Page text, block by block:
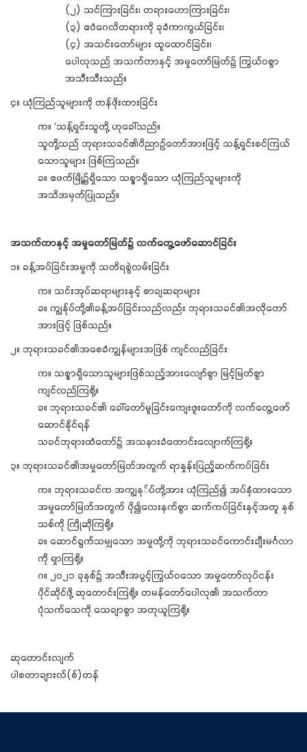
(၂) သင်ကြားခြင်း၊ တရားဟောကြားခြင်း၊
(၃) ဧဝံဂေလိတရားကို ခုခံကာကွယ်ခြင်း၊
(၄) အသင်းတော်များ ထူထောင်ခြင်း၊
ပေါလုသည် အသက်တာနှင့် အမှုတော်မြတ်၌ ကြွယ်ဝစွာ
အသီးသီးသည်။
၄။ ယုံကြည်သူများကို တန်ဖိုးထားခြင်း
က။ ‘သန့်ရှင်းသူတို့ ဟုခေါ်သည်။
သူတို့သည် ဘုရားသခင်၏ဝိညာဉ်တော်အားဖြင့် သန့်ရှင်းစင်ကြယ်
သောသူများ ဖြစ်ကြသည်။
ခ။ ဧဖက်မြို့၌ရှိသော သစ္စာရှိသော ယုံကြည်သူများကို
အသိအမှတ်ပြုသည်။
အသက်တာနှင့် အမှုတော်မြတ်၌ လက်တွေ့ဖော်ဆောင်ခြင်း
၁။ ခန့်အပ်ခြင်းအမှုကို သတိရစွဲလမ်းခြင်း
က။ သင်းအုပ်ဆရာများနှင့် စာချဆရာများ
ခ။ ကျွန်ုပ်တို့၏ခန့်အပ်ခြင်းသည်လည်း ဘုရားသခင်၏အလိုတော်
အားဖြင့် ဖြစ်သည်။
၂။ ဘုရားသခင်၏အစေခံကျွန်များအဖြစ် ကျင်လည်ခြင်း
က။ သစ္စာရှိသောသူများဖြစ်သည့်အားလျော်စွာ မြင့်မြတ်စွာ
ကျင်လည်ကြစို့။
ခ။ ဘုရားသခင်၏ ခေါ်တော်မူခြင်းကျေးဇူးတော်ကို လက်တွေ့ဖော်
ဆောင်နိုင်ရန်
သခင်ဘုရားထံတော်၌ အသနားခံတောင်းလျောက်ကြစို့။
၃။ ဘုရားသခင်၏အမှုတော်မြတ်အတွက် ရာနှုန်းပြည့်ဆက်ကပ်ခြင်း
က။ ဘုရားသခင်က အကျွနု်ပ်တို့အား ယုံကြည်၍ အပ်နှံထားသော
အမှုတော်မြတ်အတွက် ပို၍လေးနက်စွာ ဆက်ကပ်ခြင်းနှင့်အတူ နှစ်
သစ်ကို ကြိုဆိုကြစို့။
ခ။ ဆောင်ရွက်သမျှသော အမှုတို့ကို ဘုရားသခင်ကောင်းချီးမင်္ဂလာ
ကို ရှာကြစို့။
ဂ။ ၂၀၂၁ ခုနှစ်၌ အသီးအပွင့်ကြွယ်ဝသော အမှုတော်လုပ်ငန်း
ပိုင်ဆိုင်ဖို့ ဆုတောင်းကြစို့။ တမန်တော်ပေါလု၏ အသက်တာ
ပုံသက်သေကို သေချာစွာ အတုယူကြစို့။
ဆုတောင်းလျက်
ပါစတာချားလ်(စ်)တန်